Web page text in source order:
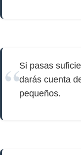
Si pasas
darás cuenta
pequeños.